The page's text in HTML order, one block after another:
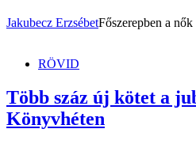
Jakubecz ErzsébetFőszerepben a
RÖVID
Több száz új kötet a
Könyvhéten